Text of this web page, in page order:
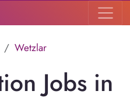
Wetzlar
Jobs in